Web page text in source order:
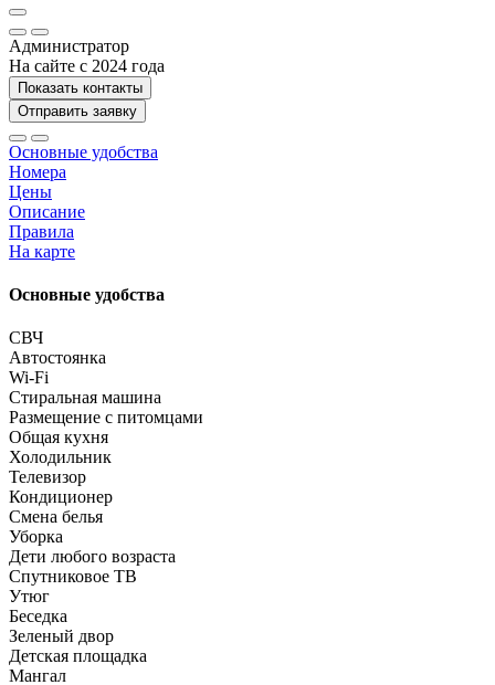
Администратор
На сайте с 2024 года
Показать контакты
Отправить заявку
Основные удобства
Номера
Цены
Описание
Правила
На карте
Основные удобства
СВЧ
Автостоянка
Wi-Fi
Стиральная машина
Размещение с питомцами
Общая кухня
Холодильник
Телевизор
Кондиционер
Смена белья
Уборка
Дети любого возраста
Спутниковое ТВ
Утюг
Беседка
Зеленый двор
Детская площадка
Мангал